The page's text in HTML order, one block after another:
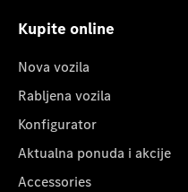
Kupite online
Nova vozila
Rabljena vozila
Konfigurator
Aktualna ponuda i akcije
Accessories